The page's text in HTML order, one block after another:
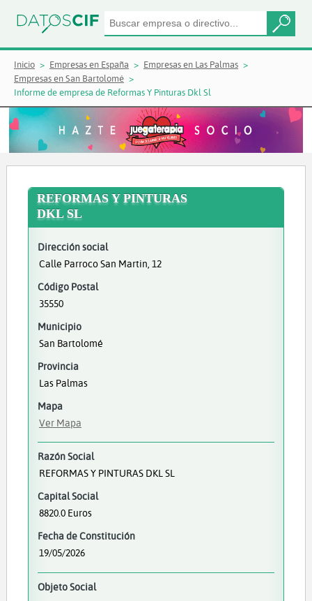
Inicio Empresas en España
Empresas en Las Palmas
Empresas en San Bartolomé
Informe de empresa de Reformas Y Pinturas Dkl Sl
REFORMAS Y PINTURAS
DKL SL
Dirección social
Calle Parroco San Martin, 12
Código Postal
35550
Municipio
San Bartolomé
Provincia
Las Palmas
Mapa
Ver Mapa
Razón Social
REFORMAS Y PINTURAS DKL SL
Capital Social
8820.0 Euros
Fecha de Constitución
19/05/2026
Objeto Social